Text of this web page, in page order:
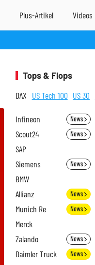
Tops & Flops
DAX US Tech 100 US 30
Infineon News
Scout24 News
SAP
Siemens News
BMW
Allianz News
Munich Re News
Merck
Zalando News
Daimler Truck News